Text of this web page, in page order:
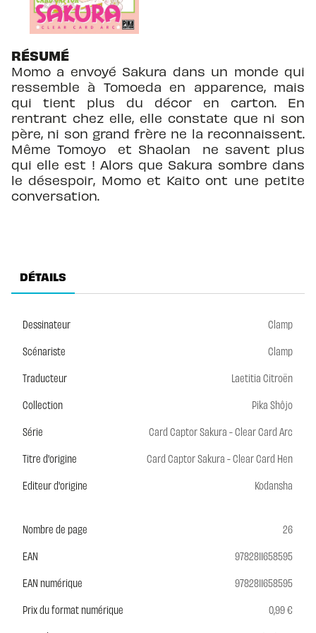
RÉSUMÉ
Momo a envoyé Sakura dans un monde qui
ressemble à Tomoeda en apparence, mais
qui tient plus du décor en carton. En
rentrant chez elle, elle constate que ni son
père, ni son grand frère ne la reconnaissent.
Même Tomoyo et Shaolan ne savent plus
qui elle est ! Alors que Sakura sombre dans
le désespoir, Momo et Kaito ont une petite
conversation.
DÉTAILS
Dessinateur
Clamp
Scénariste
Clamp
Traducteur
Laetitia Citroën
Collection
Pika Shôjo
Série
Card Captor Sakura - Clear Card Arc
Titre d'origine
Card Captor Sakura - Clear Card Hen
Editeur d'origine
Kodansha
Nombre de page
26
EAN
9782811658595
EAN numérique
9782811658595
Prix du format numérique
0,99 €